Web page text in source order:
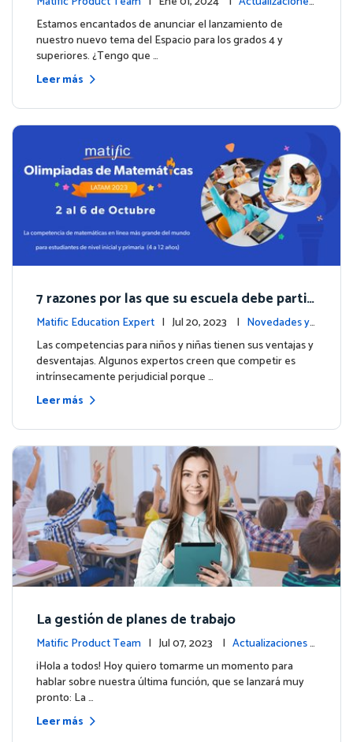
de la plataforma
Estamos encantados de anunciar el lanzamiento de
nuestro nuevo tema del Espacio para los grados 4 y
superiores. ¿Tengo que …
Leer más
7 razones por las que su escuela debe partici
par en las Olimpiadas de Matemáticas de M
atific 2023
Matific Education Expert | Jul 20, 2023 | Novedades y
eventos
Las competencias para niños y niñas tienen sus ventajas y
desventajas. Algunos expertos creen que competir es
intrínsecamente perjudicial porque …
Leer más
La gestión de planes de trabajo
Matific Product Team | Jul 07, 2023 | Actualizaciones d
e la plataforma
¡Hola a todos! Hoy quiero tomarme un momento para
hablar sobre nuestra última función, que se lanzará muy
pronto: La …
Leer más